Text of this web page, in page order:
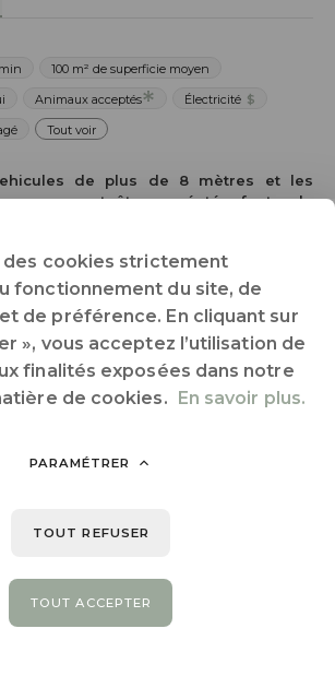
100 m² de superficie moyen
Animaux acceptés Électricité $
Tout voir
de plus de 8 mètres et les
ne peuvent être accéptés faute de
table-top sur emplacement : 44 Litres
uniquement l'après-midi à partir de
et 15h en moyenne et basse saison
midi.
au camping est fermée entre 22h30 et
de quiètude aucun départ n'est
de ces heures.
des cookies strictement
fonctionnement du site, de
de préférence. En cliquant sur
», vous acceptez l’utilisation de
finalités exposées dans notre
de cookies. En savoir plus.
PARAMÉTRER
TOUT REFUSER
TOUT ACCEPTER